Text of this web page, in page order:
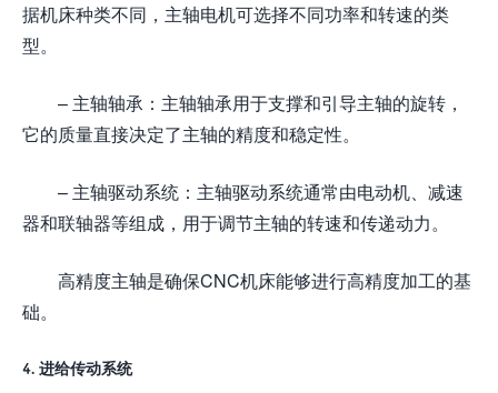
据机床种类不同，主轴电机可选择不同功率和转速的类
型。
– 主轴轴承：主轴轴承用于支撑和引导主轴的旋转，
它的质量直接决定了主轴的精度和稳定性。
– 主轴驱动系统：主轴驱动系统通常由电动机、减速
器和联轴器等组成，用于调节主轴的转速和传递动力。
高精度主轴是确保CNC机床能够进行高精度加工的基
础。
4. 进给传动系统